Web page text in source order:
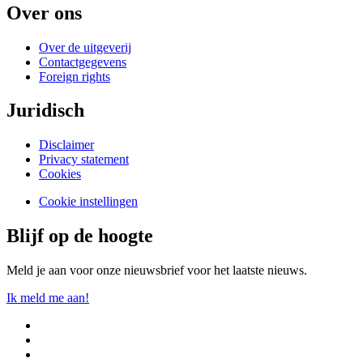
Over ons
Over de uitgeverij
Contactgegevens
Foreign rights
Juridisch
Disclaimer
Privacy statement
Cookies
Cookie instellingen
Blijf op de hoogte
Meld je aan voor onze nieuwsbrief voor het laatste nieuws.
Ik meld me aan!